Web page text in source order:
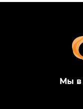
Мы в